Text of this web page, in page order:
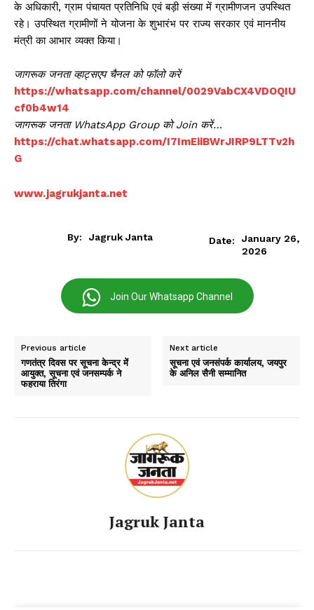
के अधिकारी, ग्राम पंचायत प्रतिनिधि एवं बड़ी संख्या में ग्रामीणजन उपस्थित
रहे। उपस्थित ग्रामीणों ने योजना के शुभारंभ पर राज्य सरकार एवं माननीय
मंत्री का आभार व्यक्त किया।
जागरूक जनता व्हाट्सएप चैनल को फॉलो करें
https://whatsapp.com/channel/0029VabCX4VDOQIU
cf0b4w14
जागरूक जनता WhatsApp Group को Join करें…
https://chat.whatsapp.com/I7ImEiiBWrJIRP9LTTv2h
G
www.jagrukjanta.net
By: Jagruk Janta Date:
January 26,
2026
Join Our Whatsapp Channel
Previous article
गणतंत्र दिवस पर सूचना केन्द्र में
आयुक्त, सूचना एवं जनसम्पर्क ने
फहराया तिरंगा
Next article
सूचना एवं जनसंपर्क कार्यालय, जयपुर
के अनिल सैनी सम्मानित
Jagruk Janta